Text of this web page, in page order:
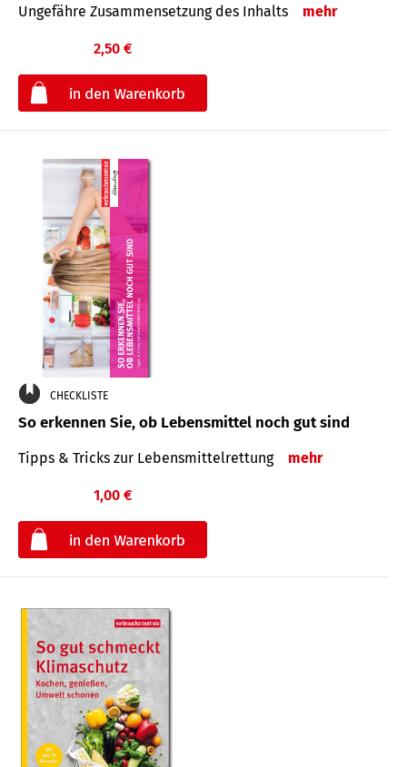
Ungefähre Zusammensetzung des Inhalts mehr
2,50 €
CHECKLISTE
So erkennen Sie, ob Lebensmittel noch gut sind
Tipps & Tricks zur Lebensmittelrettung mehr
1,00 €